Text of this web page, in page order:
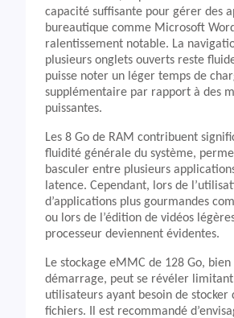
capacité suffisante pour gérer des
bureautique comme Microsoft
ralentissement notable. La
plusieurs onglets ouverts reste
puisse noter un léger temps de
supplémentaire par rapport à des
puissantes.
Les 8 Go de RAM contribuent
fluidité générale du système,
basculer entre plusieurs
latence. Cependant, lors de
d’applications plus gourmandes
ou lors de l’édition de vidéos
processeur deviennent évidentes.
Le stockage eMMC de 128 Go,
démarrage, peut se révéler
utilisateurs ayant besoin de stocker
fichiers. Il est recommandé